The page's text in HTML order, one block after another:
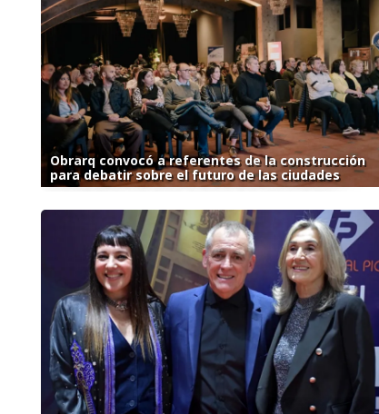
Obrarq convocó a referentes de la construcción
para debatir sobre el futuro de las ciudades